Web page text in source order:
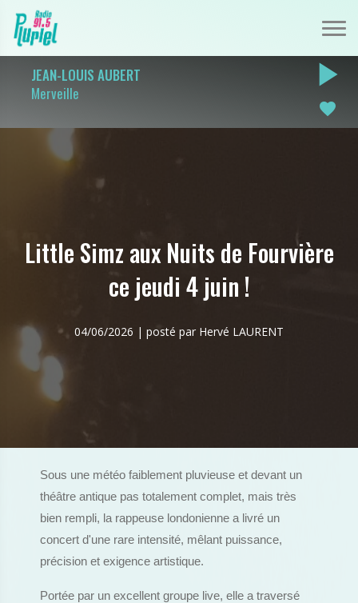
JEAN-LOUIS AUBERT
Merveille
play_arrow
favorite
Little Simz aux Nuits de Fourvière
ce jeudi 4 juin !
04/06/2026 | posté par Hervé LAURENT
Sous une météo faiblement pluvieuse et devant un
théâtre antique pas totalement complet, mais très
bien rempli, la rappeuse londonienne a livré un
concert d'une rare intensité, mêlant puissance,
précision et exigence artistique.
Portée par un excellent groupe live, elle a traversé